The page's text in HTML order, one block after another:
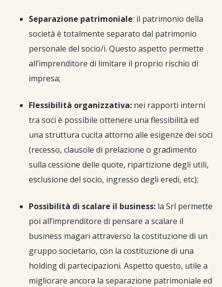
Separazione patrimoniale: il patrimonio della
società è totalmente separato dal patrimonio
personale del socio/i. Questo aspetto permette
all’imprenditore di limitare il proprio rischio di
impresa;
Flessibilità organizzativa: nei rapporti interni
tra soci è possibile ottenere una flessibilità ed
una struttura cucita attorno alle esigenze dei soci
(recesso, clausole di prelazione o gradimento
sulla cessione delle quote, ripartizione degli utili,
esclusione del socio, ingresso degli eredi, etc);
Possibilità di scalare il business: la Srl permette
poi all’imprenditore di pensare a scalare il
business magari attraverso la costituzione di un
gruppo societario, con la costituzione di una
holding di partecipazioni. Aspetto questo, utile a
migliorare ancora la separazione patrimoniale ed